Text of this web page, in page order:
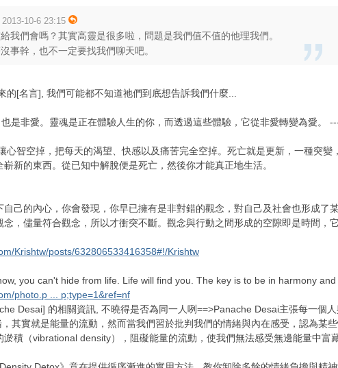
10-6 23:15
我們會嗎？其實高靈是很多啦，問題是我們值不值的他理我們。
事幹，也不一定要找我們聊天吧。
的[名言], 我們可能都不知道祂們到底想告訴我們什麼...
非愛。靈魂是正在體驗人生的你，而透過這些體驗，它從非愛轉變為愛。
空掉，把每天的渴望、快感以及痛苦完全空掉。死亡就是更新，一種突變
新的東西。從已知中解脫便是死亡，然後你才能真正地生活。
內心，你會發現，你早已擁有是非對錯的觀念，對自己及社會也形成了某
念，儘量符合觀念，所以才衝突不斷。觀念與行動之間形成的空隙即是時間，
Krishtw/posts/632806533416358#!/Krishtw
can't hide from life. Life will find you. The key is to be in harmony
photo.p ... p;type=1&ref=nf
的相關資訊, 不曉得是否為同一人咧==>Panache Desai主張每一個人
其實就是能量的流動，然而當我們習於批判我們的情緒與內在感受，認為某
淤積（vibrational density），阻礙能量的流動，使我們無法感受無邊能量中富